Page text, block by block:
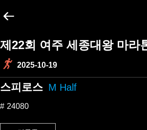
제22회 여주 세종대왕 마라
2025-10-19
스피로스 M Half
24080